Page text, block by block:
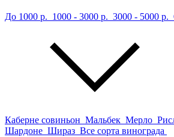
До 1000 р. 1000 - 3000 р. 3000 - 5000 р.
Каберне совиньон Мальбек Мерло
Шардоне Шираз Все сорта винограда